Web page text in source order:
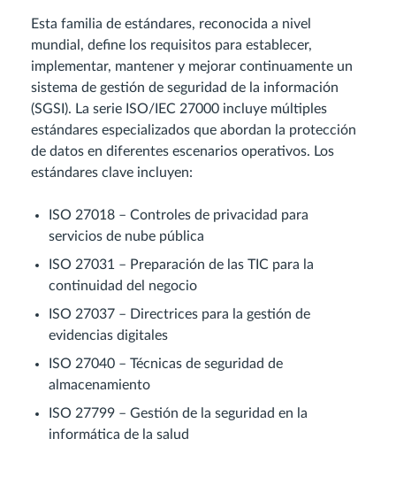
Esta familia de estándares, reconocida a nivel
mundial, define los requisitos para establecer,
implementar, mantener y mejorar continuamente un
sistema de gestión de seguridad de la información
(SGSI). La serie ISO/IEC 27000 incluye múltiples
estándares especializados que abordan la protección
de datos en diferentes escenarios operativos. Los
estándares clave incluyen:
ISO 27018 – Controles de privacidad para
servicios de nube pública
ISO 27031 – Preparación de las TIC para la
continuidad del negocio
ISO 27037 – Directrices para la gestión de
evidencias digitales
ISO 27040 – Técnicas de seguridad de
almacenamiento
ISO 27799 – Gestión de la seguridad en la
informática de la salud